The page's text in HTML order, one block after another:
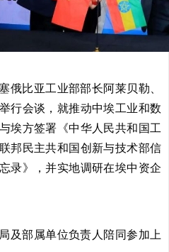
俄比亚工业部部长阿莱贝勒、
行会谈，就推动中埃工业和数
埃方签署《中华人民共和国工
邦民主共和国创新与技术部信
录》，并实地调研在埃中资企
及部属单位负责人陪同参加上